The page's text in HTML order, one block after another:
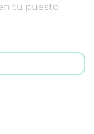
tu puesto